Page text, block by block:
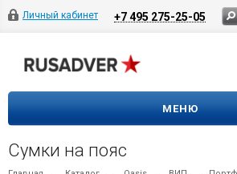
Личный кабинет +7 495 275-25-05
МЕНЮ
Сумки на пояс